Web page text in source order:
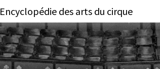
Encyclopédie des arts du cirque